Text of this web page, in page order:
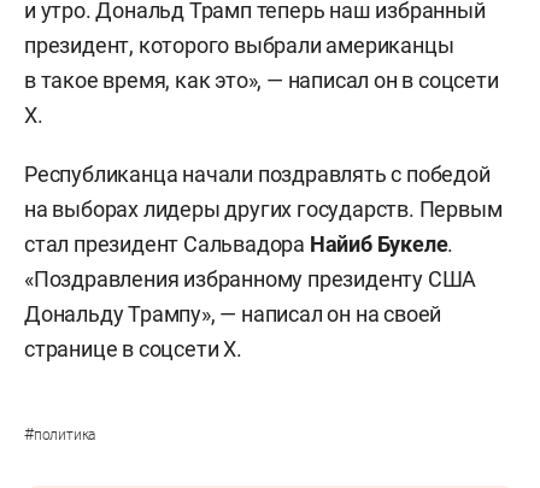
и утро. Дональд Трамп теперь наш избранный
президент, которого выбрали американцы
в такое время, как это», — написал он в соцсети
Х.
Республиканца начали поздравлять с победой
на выборах лидеры других государств. Первым
стал президент Сальвадора Найиб Букеле.
«Поздравления избранному президенту США
Дональду Трампу», — написал он на своей
странице в соцсети Х.
#политика